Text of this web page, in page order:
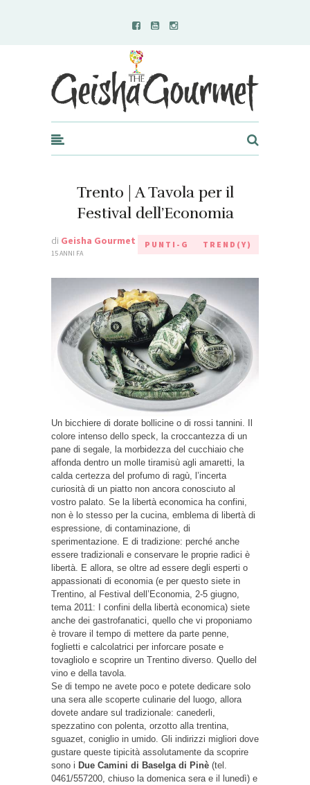
Geisha Gourmet
Trento | A Tavola per il
Festival dell’Economia
di Geisha Gourmet
15 ANNI FA
PUNTI-G TREND(Y)
Un bicchiere di dorate bollicine o di rossi tannini. Il
colore intenso dello speck, la croccantezza di un
pane di segale, la morbidezza del cucchiaio che
affonda dentro un molle tiramisù agli amaretti, la
calda certezza del profumo di ragù, l’incerta
curiosità di un piatto non ancora conosciuto al
vostro palato. Se la libertà economica ha confini,
non è lo stesso per la cucina, emblema di libertà di
espressione, di contaminazione, di
sperimentazione. E di tradizione: perché anche
essere tradizionali e conservare le proprie radici è
libertà. E allora, se oltre ad essere degli esperti o
appassionati di economia (e per questo siete in
Trentino, al Festival dell’Economia, 2-5 giugno,
tema 2011: I confini della libertà economica) siete
anche dei gastrofanatici, quello che vi proponiamo
è trovare il tempo di mettere da parte penne,
foglietti e calcolatrici per inforcare posate e
tovagliolo e scoprire un Trentino diverso. Quello del
vino e della tavola.
Se di tempo ne avete poco e potete dedicare solo
una sera alle scoperte culinarie del luogo, allora
dovete andare sul tradizionale: canederli,
spezzatino con polenta, orzotto alla trentina,
sguazet, coniglio in umido. Gli indirizzi migliori dove
gustare queste tipicità assolutamente da scoprire
sono i Due Camini di Baselga di Pinè (tel.
0461/557200, chiuso la domenica sera e il lunedì) e